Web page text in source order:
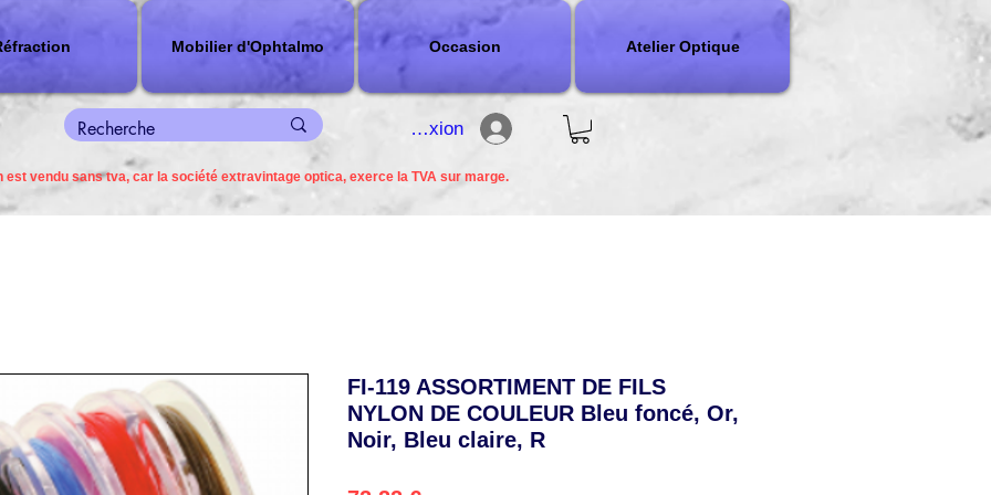
Mobilier d'Ophtalmo Occasion Atelier Optique
connexion
est vendu sans tva, car la société extravintage optica, exerce la TVA sur marge.
FI-119 ASSORTIMENT DE FILS
NYLON DE COULEUR Bleu foncé, Or,
Noir, Bleu claire, R